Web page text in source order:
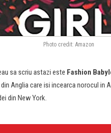
Photo credit: Amazon
sa scriu astazi este Fashion
Anglia care isi incearca norocul in
din New York.